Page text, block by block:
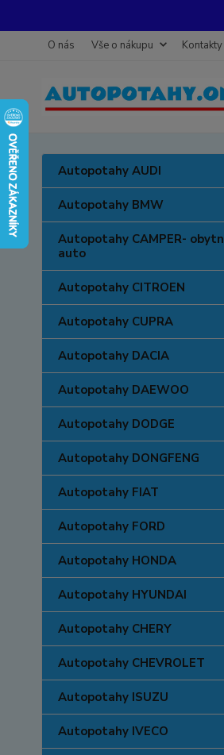
O nás Vše o nákupu Kontakty
Autopotahy AUDI
Autopotahy BMW
Autopotahy CAMPER-
auto
Autopotahy CITROEN
Autopotahy CUPRA
Autopotahy DACIA
Autopotahy DAEWOO
Autopotahy DODGE
Autopotahy DONGFENG
Autopotahy FIAT
Autopotahy FORD
Autopotahy HONDA
Autopotahy HYUNDAI
Autopotahy CHERY
Autopotahy CHEVROLET
Autopotahy ISUZU
Autopotahy IVECO